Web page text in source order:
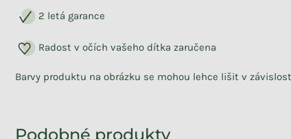
2 letá garance
Radost v očích vašeho dítka zaručena
Barvy produktu na obrázku se mohou lehce lišit v